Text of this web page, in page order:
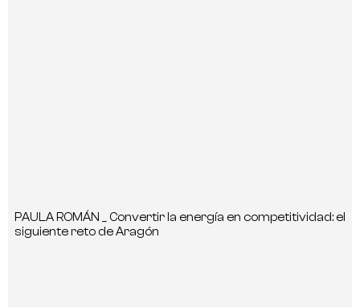
PAULA ROMÁN _ Convertir la energía en competitividad: el
siguiente reto de Aragón